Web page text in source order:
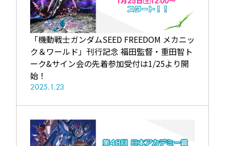
「機動戦士ガンダムSEED FREEDOM メカニッ
ク＆ワールド」刊行記念 福田監督・重田智ト
ーク&サイン会の先着参加受付は1/25より開
始！
2025.1.23